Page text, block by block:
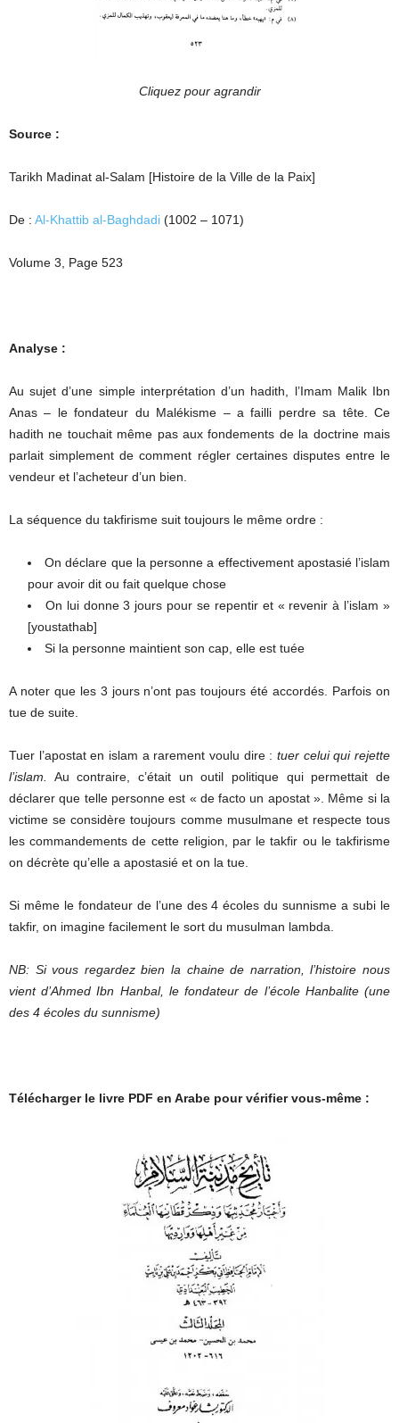
Cliquez pour agrandir
Source :
Tarikh Madinat al-Salam [Histoire de la Ville de la Paix]
De : Al-Khattib al-Baghdadi (1002 – 1071)
Volume 3, Page 523
Analyse :
Au sujet d’une simple interprétation d’un hadith, l’Imam Malik Ibn
Anas – le fondateur du Malékisme – a failli perdre sa tête. Ce
hadith ne touchait même pas aux fondements de la doctrine mais
parlait simplement de comment régler certaines disputes entre le
vendeur et l’acheteur d’un bien.
La séquence du takfirisme suit toujours le même ordre :
On déclare que la personne a effectivement apostasié l’islam
pour avoir dit ou fait quelque chose
On lui donne 3 jours pour se repentir et « revenir à l’islam »
[youstathab]
Si la personne maintient son cap, elle est tuée
A noter que les 3 jours n’ont pas toujours été accordés. Parfois on
tue de suite.
Tuer l’apostat en islam a rarement voulu dire : tuer celui qui rejette
l’islam.
Au contraire, c’était un outil politique qui permettait de
déclarer que telle personne est « de facto un apostat ». Même si la
victime se considère toujours comme musulmane et respecte tous
les commandements de cette religion, par le takfir ou le takfirisme
on décrète qu’elle a apostasié et on la tue.
Si même le fondateur de l’une des 4 écoles du sunnisme a subi le
takfir, on imagine facilement le sort du musulman lambda.
NB: Si vous regardez bien la chaine de narration, l’histoire nous
vient d’Ahmed Ibn Hanbal, le fondateur de l’école Hanbalite (une
des 4 écoles du sunnisme)
Télécharger le livre PDF en Arabe pour vérifier vous-même :